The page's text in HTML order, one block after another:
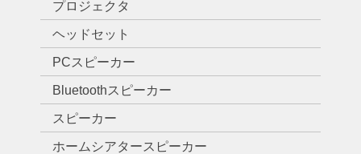
プロジェクタ
ヘッドセット
PCスピーカー
Bluetoothスピーカー
スピーカー
ホームシアタースピーカー